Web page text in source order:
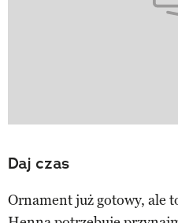
Daj czas
Ornament już gotowy, ale